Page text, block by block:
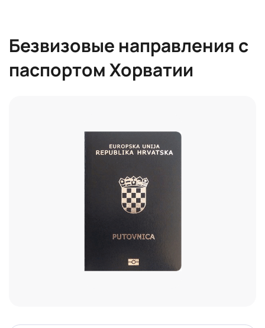
Безвизовые направления с
паспортом Хорватии